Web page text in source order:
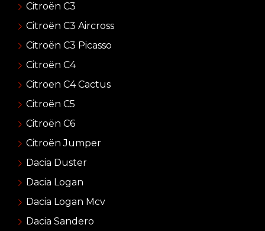
Citroën C3
Citroën C3 Aircross
Citroën C3 Picasso
Citroën C4
Citroen C4 Cactus
Citroën C5
Citroën C6
Citroën Jumper
Dacia Duster
Dacia Logan
Dacia Logan Mcv
Dacia Sandero